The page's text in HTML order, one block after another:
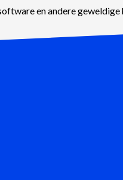
en andere geweldige